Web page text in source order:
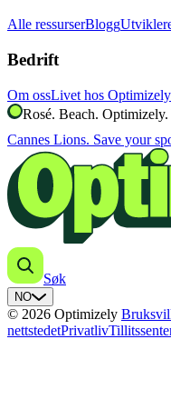
Alle ressurserBlogg
Bedrift
Om ossLivet hos Optimizely
Rosé. Beach.
Cannes Lions. Save your
Søk
NO
© 2026 Optimizely
nettstedetPrivatliv